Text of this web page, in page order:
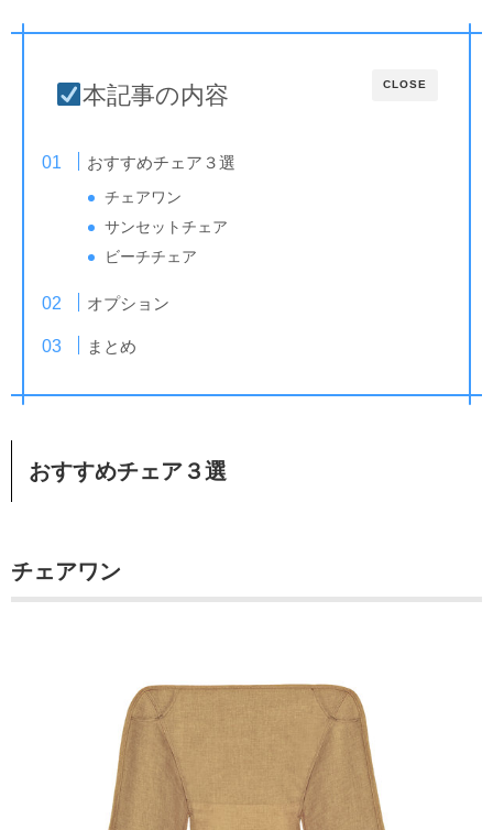
CLOSE
本記事の内容
おすすめチェア３選
チェアワン
サンセットチェア
ビーチチェア
オプション
まとめ
おすすめチェア３選
チェアワン